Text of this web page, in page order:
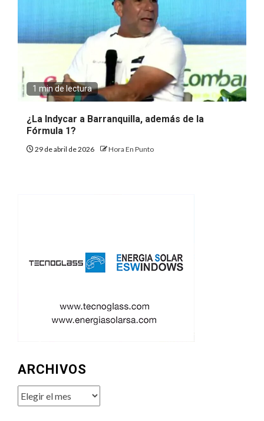
1 min de lectura
¿La Indycar a Barranquilla, además de la
Fórmula 1?
29 de abril de 2026 Hora En Punto
ARCHIVOS
Archivos